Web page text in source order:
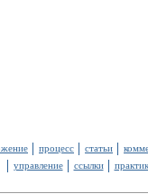
процесс статьи
управление
ссылки